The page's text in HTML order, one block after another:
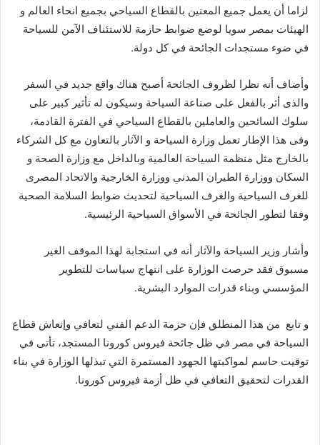
لزاما أن يعمل جميع المعنين بالقطاع السياحي بجميع انحاء العالم و
الهيئات بمصر سويا لوضع ضوابط حازمة للاستئناف الآمن للسياحة
في ضوء مستجدات الجائحة في كل دولة.
وأضاف أنه نظرا لظروف الجائحة أصبح هناك واقع جديد في السفر
والذى أثر بالفعل على صناعة السياحة وسيكون له تأثير كبير على
سلوك السائحين والعاملين بالقطاع السياحي في الفترة القادمة،
وفى هذا الإطار تعمل وزارة السياحة و الآثار بالتعاون مع كل الشركاء
بالخارج مثل منظمة السياحة العالمية وبالداخل مع وزارة الصحة و
السكان ووزارة الطيران المدني ووزارة الخارجية والاتحاد المصرى
للغرف السياحية والغرف السياحية لتحديث ضوابط السلامة الصحية
وفقا لتطور الجائحة في الأسواق السياحية الرئيسية.
وأشار وزير السياحة والآثار أنه في استجابة لهذا الموقف الغير
مسبوق فقد حرصت الوزارة على انتهاج سياسات للتطوير
المؤسسي وبناء قدرات الموارد البشرية.
و تابع من هذا المنطلق فإن حزمة الدعم الفني لتعافي وإنعاش قطاع
السياحة في مصر في ظل جائحة فيروس كورونا المستجد، تأتى في
توقيت حاسم لمواكبتها الجهود المستمرة التي تبذلها الوزارة في بناء
القدرات لتحقيق التعافي في ظل أزمة فيروس كورونا.